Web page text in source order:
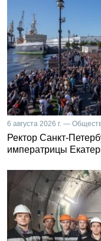
6 августа 2026 г. —
Ректор Санкт-
императрицы